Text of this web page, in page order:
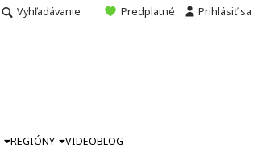
Vyhľadávanie Predplatné Prihlásiť sa
REGIÓNY VIDEOBLOG